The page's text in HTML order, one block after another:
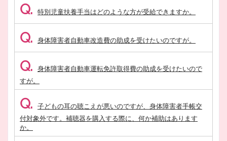
Q. 特別児童扶養手当はどのような方が受給できますか。
Q. 身体障害者自動車改造費の助成を受けたいのですが。
Q. 身体障害者自動車運転免許取得費の助成を受けたいので
すが。
Q. 子どもの耳の聴こえが悪いのですが、身体障害者手帳交
付対象外です。補聴器を購入する際に、何か補助はあります
か。